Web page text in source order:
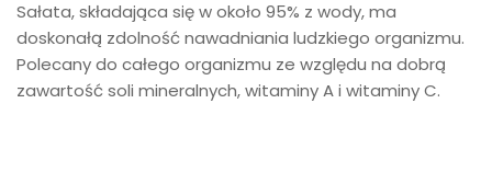
Sałata, składająca się w około 95% z wody, ma
doskonałą zdolność nawadniania ludzkiego organizmu.
Polecany do całego organizmu ze względu na dobrą
zawartość soli mineralnych, witaminy A i witaminy C.